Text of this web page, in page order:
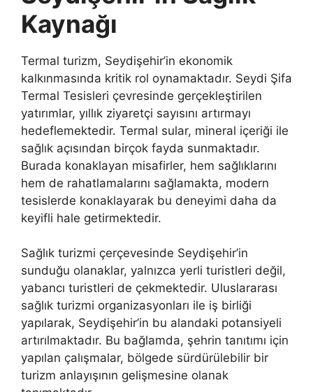
Kaynağı
Termal turizm, Seydişehir’in ekonomik
kalkınmasında kritik rol oynamaktadır. Seydi Şifa
Termal Tesisleri çevresinde gerçekleştirilen
yatırımlar, yıllık ziyaretçi sayısını artırmayı
hedeflemektedir. Termal sular, mineral içeriği ile
sağlık açısından birçok fayda sunmaktadır.
Burada konaklayan misafirler, hem sağlıklarını
hem de rahatlamalarını sağlamakta, modern
tesislerde konaklayarak bu deneyimi daha da
keyifli hale getirmektedir.
Sağlık turizmi çerçevesinde Seydişehir’in
sunduğu olanaklar, yalnızca yerli turistleri değil,
yabancı turistleri de çekmektedir. Uluslararası
sağlık turizmi organizasyonları ile iş birliği
yapılarak, Seydişehir’in bu alandaki potansiyeli
artırılmaktadır. Bu bağlamda, şehrin tanıtımı için
yapılan çalışmalar, bölgede sürdürülebilir bir
turizm anlayışının gelişmesine olanak